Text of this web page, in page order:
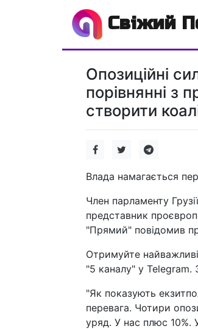
Свіжий
Опозиційні
порівнянні з
створити
Влада намагається
Член парламенту
представник
"Прямий" повідомив
Отримуйте
"5 каналу" у Telegram.
"Як показують
перевага. Чотири
уряд. У нас плюс 10%.